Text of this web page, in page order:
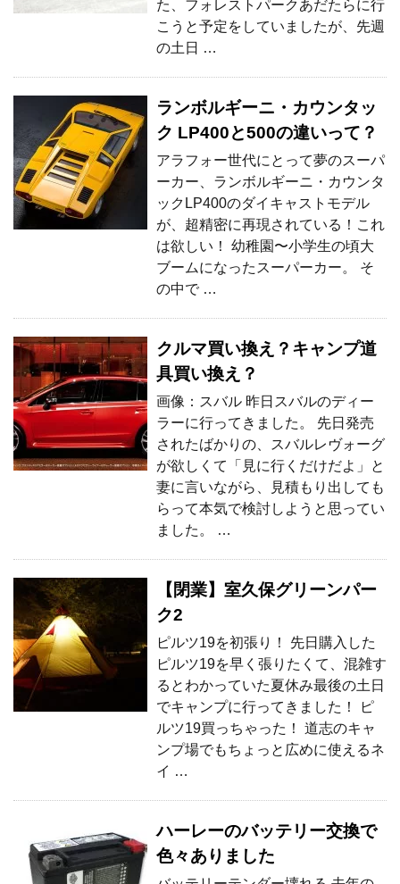
た、フォレストパークあだたらに行
こうと予定をしていましたが、先週
の土日 …
ランボルギーニ・カウンタッ
ク LP400と500の違いって？
アラフォー世代にとって夢のスーパ
ーカー、ランボルギーニ・カウンタ
ックLP400のダイキャストモデル
が、超精密に再現されている！これ
は欲しい！ 幼稚園〜小学生の頃大
ブームになったスーパーカー。 そ
の中で …
クルマ買い換え？キャンプ道
具買い換え？
画像：スバル 昨日スバルのディー
ラーに行ってきました。 先日発売
されたばかりの、スバルレヴォーグ
が欲しくて「見に行くだけだよ」と
妻に言いながら、見積もり出しても
らって本気で検討しようと思ってい
ました。 …
【閉業】室久保グリーンパー
ク2
ピルツ19を初張り！ 先日購入した
ピルツ19を早く張りたくて、混雑す
るとわかっていた夏休み最後の土日
でキャンプに行ってきました！ ピ
ルツ19買っちゃった！ 道志のキャ
ンプ場でもちょっと広めに使えるネ
イ …
ハーレーのバッテリー交換で
色々ありました